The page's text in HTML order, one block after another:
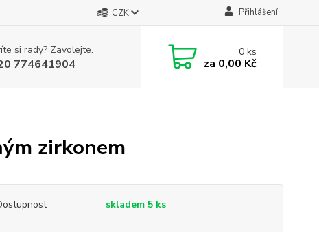
CZK Přihlášení
si rady? Zavolejte.
774641904
0ks
za 0,00 Kč
zirkonem
skladem 5 ks